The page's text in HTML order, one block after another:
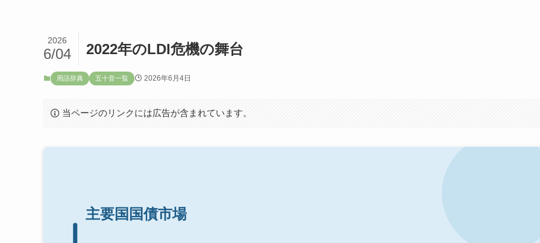
2022年のLDI危機の舞台
2026
6/04
用語辞典 五十音一覧 2026年6月4日
当ページのリンクには広告が含まれています。